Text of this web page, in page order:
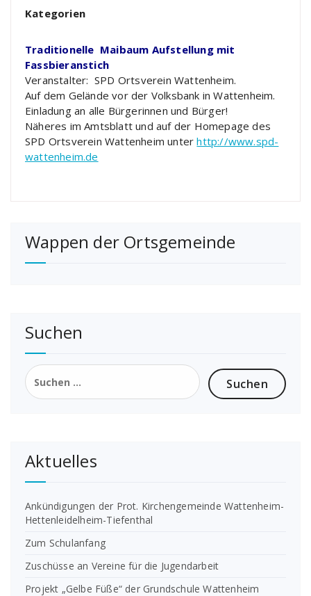
Kategorien
Traditionelle Maibaum Aufstellung mit
Fassbieranstich
Veranstalter: SPD Ortsverein Wattenheim.
Auf dem Gelände vor der Volksbank in Wattenheim.
Einladung an alle Bürgerinnen und Bürger!
Näheres im Amtsblatt und auf der Homepage des
SPD Ortsverein Wattenheim unterhttp://www.spd-
wattenheim.de
Wappen der Ortsgemeinde
Suchen
Suchen
nach:
Aktuelles
Ankündigungen der Prot. Kirchengemeinde Wattenheim-
Hettenleidelheim-Tiefenthal
Zum Schulanfang
Zuschüsse an Vereine für die Jugendarbeit
Projekt „Gelbe Füße“ der Grundschule Wattenheim